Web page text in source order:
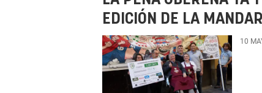
EDICIÓN DE LA
10